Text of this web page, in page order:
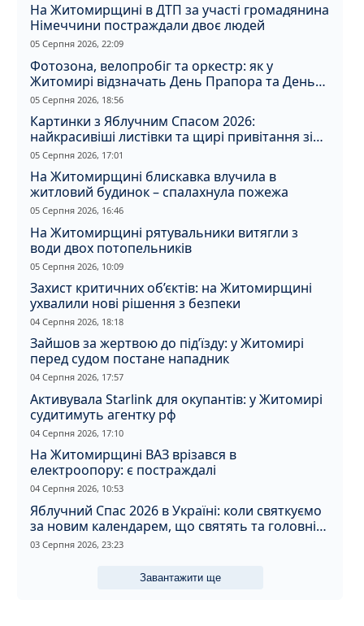
На Житомирщині в ДТП за участі громадянина
Німеччини постраждали двоє людей
05 Серпня 2026, 22:09
Фотозона, велопробіг та оркестр: як у
Житомирі відзначать День Прапора та День
Незалежності
05 Серпня 2026, 18:56
Картинки з Яблучним Спасом 2026:
найкрасивіші листівки та щирі привітання зі
святом
05 Серпня 2026, 17:01
На Житомирщині блискавка влучила в
житловий будинок – спалахнула пожежа
05 Серпня 2026, 16:46
На Житомирщині рятувальники витягли з
води двох потопельників
05 Серпня 2026, 10:09
Захист критичних об’єктів: на Житомирщині
ухвалили нові рішення з безпеки
04 Серпня 2026, 18:18
Зайшов за жертвою до під’їзду: у Житомирі
перед судом постане нападник
04 Серпня 2026, 17:57
Активувала Starlink для окупантів: у Житомирі
судитимуть агентку рф
04 Серпня 2026, 17:10
На Житомирщині ВАЗ врізався в
електроопору: є постраждалі
04 Серпня 2026, 10:53
Яблучний Спас 2026 в Україні: коли святкуємо
за новим календарем, що святять та головні
прикмети дня
03 Серпня 2026, 23:23
Завантажити ще